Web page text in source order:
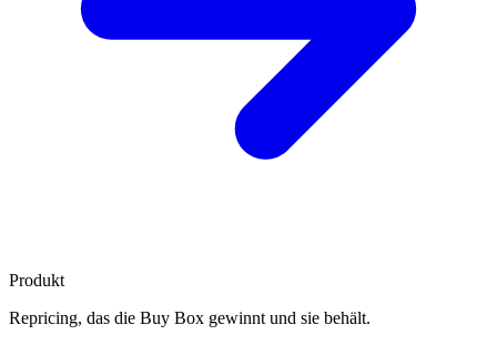
Produkt
Repricing, das die Buy Box gewinnt und sie behält.